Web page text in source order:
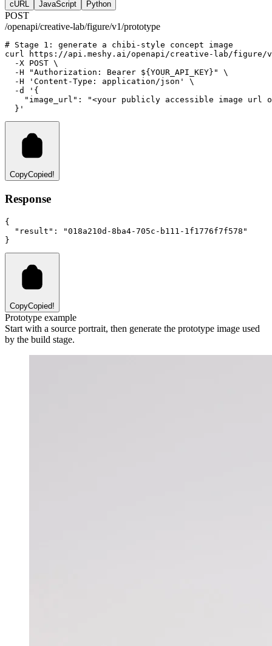
cURL JavaScript Python
POST
/openapi/creative-lab/figure/v1/prototype
# Stage 1: generate a chibi-style concept image
curl
https://api.meshy.ai/openapi/creative-lab/figure/
-X POST \
-H
"Authorization: Bearer ${YOUR_API_KEY}"
\
-H
'Content-Type: application/json'
\
-d
'{
"image_url": "<your publicly accessible image url
  }'
CopyCopied!
Response
{
"result" :
"018a210d-8ba4-705c-b111-1f1776f7f578"
}
CopyCopied!
Prototype example
Start with a source portrait, then generate the prototype image used
by the build stage.